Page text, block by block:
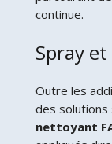
continue.
Spray
Outre les
des
nettoyant